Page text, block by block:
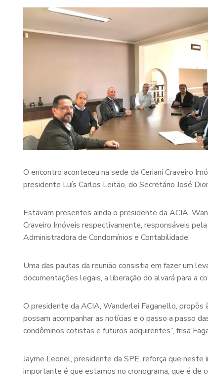
O encontro aconteceu na sede da Ceriani Craveiro
presidente Luís Carlos Leitão, do Secretário José
Estavam presentes ainda o presidente da ACIA,
Craveiro Imóveis respectivamente, responsáveis
Administradora de Condomínios e Contabilidade.
Uma das pautas da reunião consistia em fazer um
documentações legais, a liberação do alvará para a
O presidente da ACIA, Wanderlei Faganello, propôs
possam acompanhar as notícias e o passo a passo
condôminos cotistas e futuros adquirentes”, frisa
Jayme Leonel, presidente da SPE, reforça que
importante é que estamos no cronograma, que é de